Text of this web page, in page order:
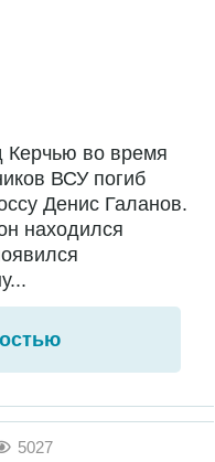
во время
ВСУ погиб
Денис Галанов.
находился
5027